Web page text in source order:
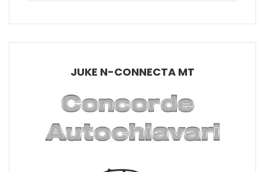
JUKE N-CONNECTA MT